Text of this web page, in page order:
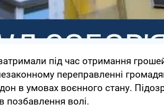
під час отримання
переправленні
в умовах воєнного стану.
позбавлення волі.